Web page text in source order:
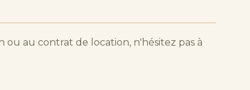
au contrat de location, n'hésitez pas à